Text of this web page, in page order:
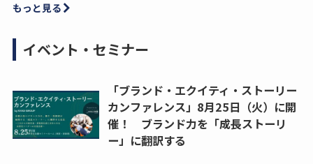
もっと見る
イベント・セミナー
「ブランド・エクイティ・ストーリー
カンファレンス」8月25日（火）に開
催！ ブランド力を「成長ストーリ
ー」に翻訳する